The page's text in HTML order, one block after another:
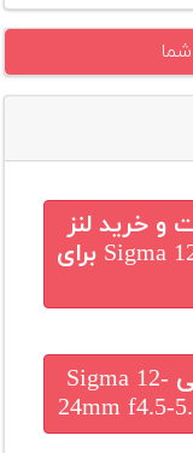
و خریدلنز
Sigma 12-24mm f/4.5-5.6 DG HSM II برای
Sigma 12-
24mm f4.5-